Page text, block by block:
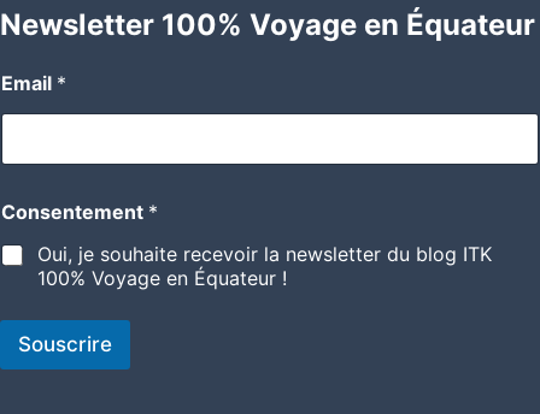
Newsletter 100% Voyage en Équateur
Email *
Consentement *
Oui, je souhaite recevoir la newsletter du blog ITK
100% Voyage en Équateur !
Souscrire